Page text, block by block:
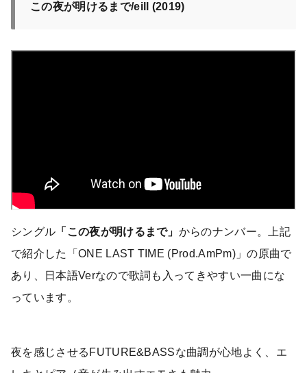
この夜が明けるまで/eill (2019)
シングル 「この夜が明けるまで」 からのナンバー。上記
で紹介した「ONE LAST TIME (Prod.AmPm)」の原曲で
あり、日本語Verなので歌詞も入ってきやすい一曲にな
っています。
夜を感じさせるFUTURE&BASSな曲調が心地よく、エ